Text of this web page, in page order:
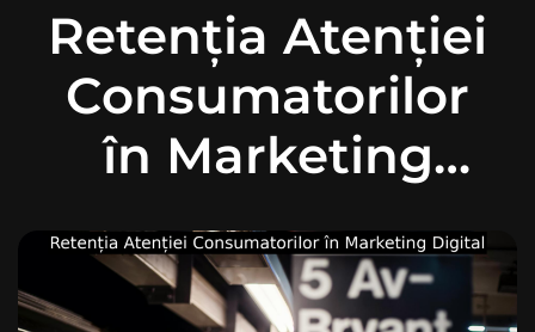
Retenția Atenției
Consumatorilor
în Marketing
Digital